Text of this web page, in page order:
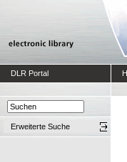
DLR Portal
Erweiterte Suche